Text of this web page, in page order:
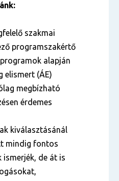
szakmai
programszakértő
alapján
elismert (ÁE)
megbízható
érdemes
kiválasztásánál
mindig fontos
ismerjék, de át is